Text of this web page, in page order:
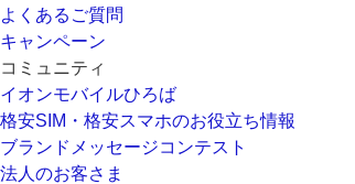
よくあるご質問
キャンペーン
コミュニティ
イオンモバイルひろば
格安SIM・格安スマホのお役立ち情報
ブランドメッセージコンテスト
法人のお客さま